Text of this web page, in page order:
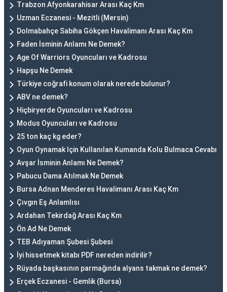
Trabzon Afyonkarahisar Arası Kaç Km
Uzman Eczanesi - Mezitli (Mersin)
Dolmabahçe Sabiha Gökçen Havalimanı Arası Kaç Km
Faden İsminin Anlamı Ne Demek?
Age Of Warriors Oyuncuları ve Kadrosu
Hapşu Ne Demek
Türkiye coğrafi konum olarak nerede bulunur?
ABV ne demek?
Hiçbiryerde Oyuncuları ve Kadrosu
Modus Oyuncuları ve Kadrosu
25 ton kaç kg eder?
Oyun Oynamak Için Kullanılan Kumanda Kolu Bulmaca Cevabı
Avşar İsminin Anlamı Ne Demek?
Pabucu Dama Atılmak Ne Demek
Bursa Adnan Menderes Havalimanı Arası Kaç Km
Çıvgın Eş Anlamlısı
Ardahan Tekirdağ Arası Kaç Km
Ön Ad Ne Demek
TEB Adıyaman Şubesi Şubesi
İyi hissetmek kitabı PDF nereden indirilir?
Rüyada başkasının parmağında alyans takmak ne demek?
Erçek Eczanesi - Gemlik (Bursa)